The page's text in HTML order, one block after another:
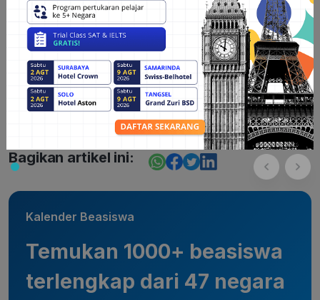
Bagikan artikel ini:
Kalender Beasiswa
Temukan 1000+ beasiswa
terlengkap dari 47 negara